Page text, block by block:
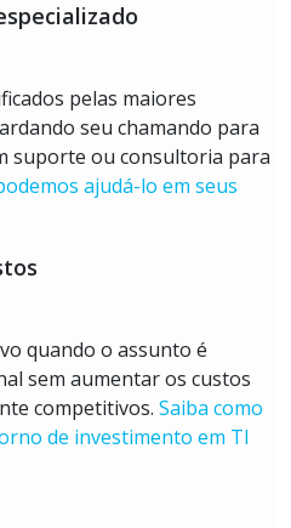
pelas maiores
seu chamando para
suporte ou consultoria para
ajudá-lo em seus
quando o assunto é
sem aumentar os custos
competitivos. Saiba como
de investimento em TI